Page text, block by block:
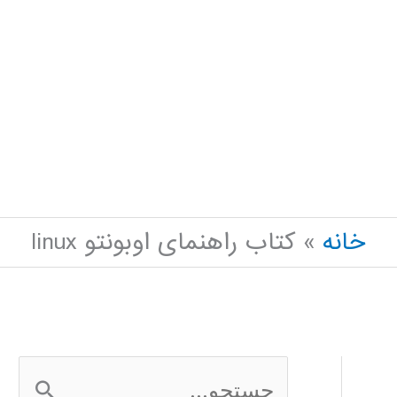
خانه
کتاب راهنمای اوبونتو linux